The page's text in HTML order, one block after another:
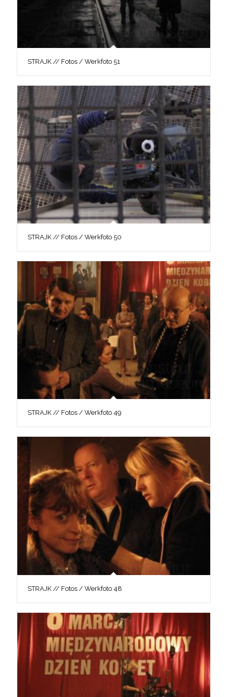
STRAJK // Fotos / Werkfoto 51
STRAJK // Fotos / Werkfoto 50
STRAJK // Fotos / Werkfoto 49
STRAJK // Fotos / Werkfoto 48